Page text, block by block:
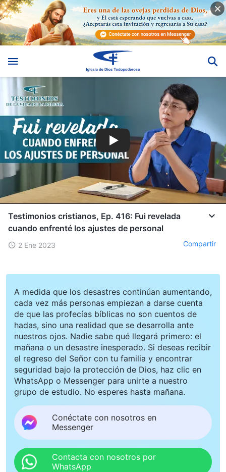
Testimonios cristianos, Ep. 416: Fui revelada
cuando enfrenté los ajustes de personal
2 Ene 2023 Compartir
A medida que los desastres continúan aumentando,
cada vez más personas empiezan a darse cuenta
de que las profecías bíblicas no son cuentos de
hadas, sino una realidad que se desarrolla ante
nuestros ojos. Nadie sabe qué llegará primero: el
mañana o un desastre inesperado. Si deseas recibir
el regreso del Señor con tu familia y encontrar
seguridad bajo la protección de Dios, haz clic en
WhatsApp o Messenger para unirte a nuestro
grupo de estudio. No esperes hasta mañana.
Conéctate con nosotros en
Messenger
Contacta con nosotros por
WhatsApp